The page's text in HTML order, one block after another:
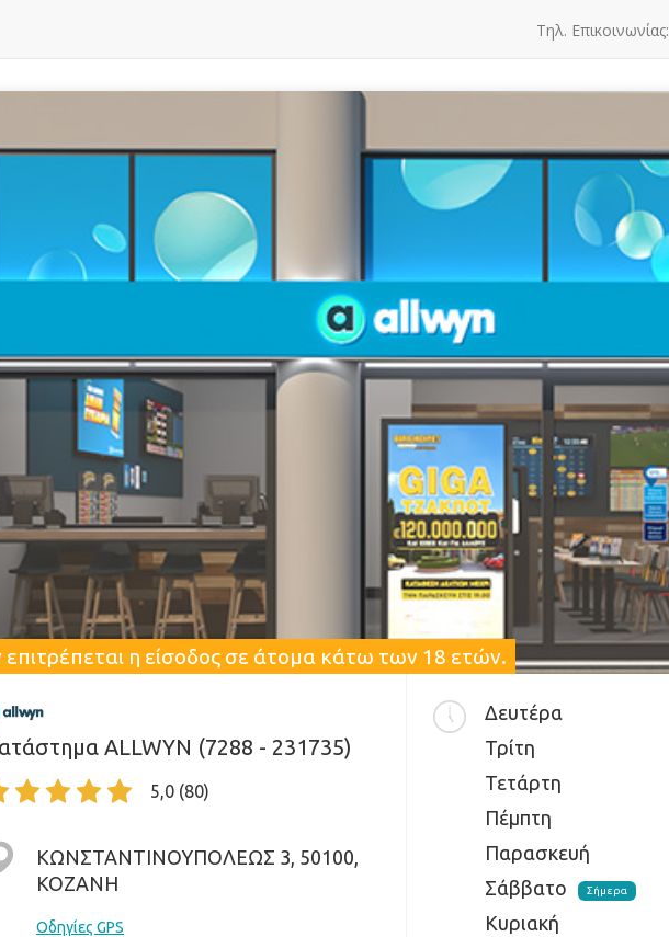
Τηλ. Επικοινωνίας:
επιτρέπεται η είσοδος σε άτομα κάτω των 18 ετών.
ALLWYN (7288 - 231735)
5,0 (80)
ΚΩΝΣΤΑΝΤΙΝΟΥΠΟΛΕΩΣ 3, 50100,
ΚΟΖΑΝΗ
Οδηγίες GPS
Δευτέρα
Τρίτη
Τετάρτη
Πέμπτη
Παρασκευή
Σάββατο
Σήμερα
Κυριακή